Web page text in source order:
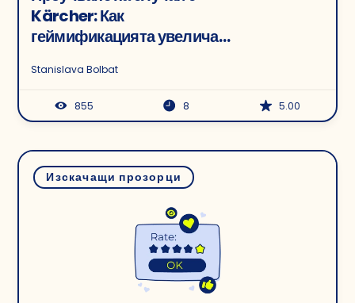
Kärcher: Как
геймификацията увеличава
Stanislava Bolbat
855 8 5.00
Изскачащи прозорци